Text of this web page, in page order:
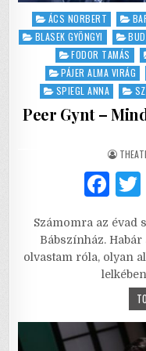
Posted
in
ÁCS NORBERT
BLASEK GYÖNGYI
FODOR TAMÁS
PÁJER ALMA VIRÁG
SPIEGL ANNA
Peer Gynt –
F
c
e
b
o
Számomra az évad
Bábszínház.
olvastam róla, olyan